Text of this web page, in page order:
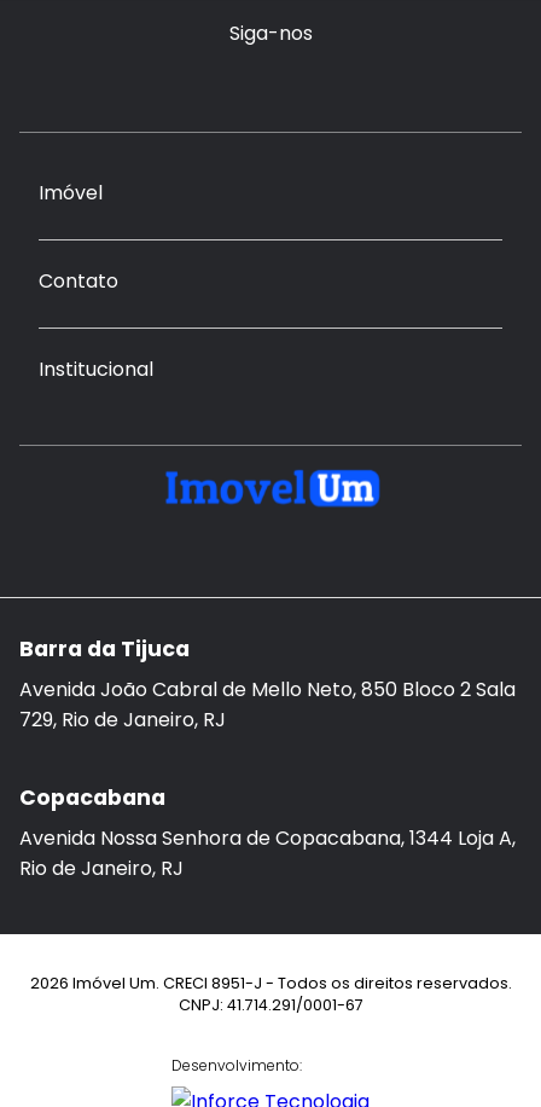
Siga-nos
Imóvel
Contato
Institucional
Barra da Tijuca
Avenida João Cabral de Mello Neto, 850 Bloco 2 Sala
729, Rio de Janeiro, RJ
Copacabana
Avenida Nossa Senhora de Copacabana, 1344 Loja A,
Rio de Janeiro, RJ
2026 Imóvel Um. CRECI 8951-J - Todos os direitos reservados.
CNPJ: 41.714.291/0001-67
Desenvolvimento: